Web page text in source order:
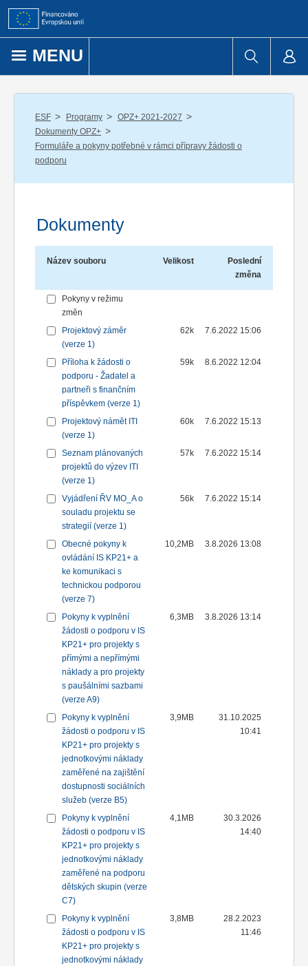
Přejít k obsahu
MENU
ESF / Programy / OPZ+ 2021-2027 /
Dokumenty OPZ+ /
Formuláře a pokyny potřebné v rámci přípravy žádosti o
podporu
Dokumenty
Název souboru Velikost
Poslední
změna
Pokyny v režimu
změn
Projektový záměr
(verze 1)
62k 7.6.2022 15:06
Příloha k žádosti o
podporu - Žadatel a
partneři s finančním
příspěvkem (verze 1)
59k 8.6.2022 12:04
Projektový námět ITI
(verze 1)
60k 7.6.2022 15:13
Seznam plánovaných
projektů do výzev ITI
(verze 1)
57k 7.6.2022 15:14
Vyjádření ŘV MO_A o
souladu projektu se
strategií (verze 1)
56k 7.6.2022 15:14
Obecné pokyny k
ovládání IS KP21+ a
ke komunikaci s
technickou podporou
(verze 7)
10,2MB 3.8.2026 13:08
Pokyny k vyplnění
žádosti o podporu v IS
KP21+ pro projekty s
přímými a nepřímými
náklady a pro projekty
s paušálními sazbami
(verze A9)
6,3MB 3.8.2026 13:14
Pokyny k vyplnění
žádosti o podporu v IS
KP21+ pro projekty s
jednotkovými náklady
zaměřené na zajištění
dostupnosti sociálních
služeb (verze B5)
3,9MB
31.10.2025
10:41
Pokyny k vyplnění
žádosti o podporu v IS
KP21+ pro projekty s
jednotkovými náklady
zaměřené na podporu
dětských skupin (verze
C7)
4,1MB
30.3.2026
14:40
Pokyny k vyplnění
žádosti o podporu v IS
KP21+ pro projekty s
jednotkovými náklady
3,8MB
28.2.2023
11:46